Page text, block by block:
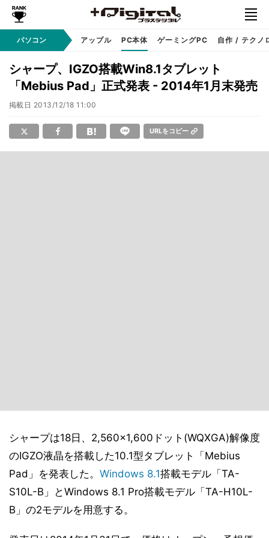
パソコンWindows アップル PC本体 ゲーミングPC 自作 / テクノ
シャープ、IGZO搭載Win8.1タブレット
「Mebius Pad」正式発表 - 2014年1月末発売
掲載日 2013/12/18 11:00
URLをコピー
シャープは18日、2,560×1,600ドット(WQXGA)解像度
のIGZO液晶を搭載した10.1型タブレット「Mebius
Pad」を発表した。 Windows 8.1搭載モデル「TA-
S10L-B」とWindows 8.1 Pro搭載モデル「TA-H10L-
B」の2モデルを用意する。